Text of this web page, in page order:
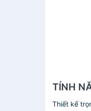
TÍNH
Thiết kế